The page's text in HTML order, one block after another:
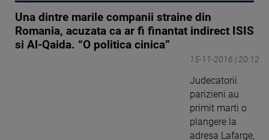
Una dintre marile companii straine din
Romania, acuzata ca ar fi finantat indirect ISIS
si Al-Qaida. “O politica cinica”
15-11-2016 | 20:12
Judecatorii
parizieni au
primit marti o
plangere la
adresa Lafarge,